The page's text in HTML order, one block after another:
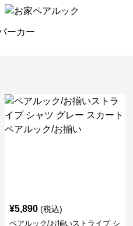
¥5,890 (税込)
ペアルック/お揃いストライプ シ